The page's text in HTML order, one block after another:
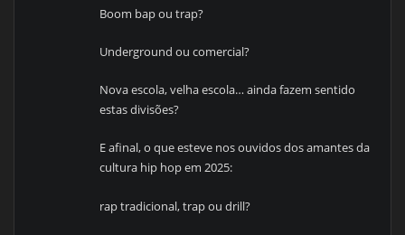
Boom bap ou trap?
Underground ou comercial?
Nova escola, velha escola… ainda fazem sentido
estas divisões?
E afinal, o que esteve nos ouvidos dos amantes da
cultura hip hop em 2025:
rap tradicional, trap ou drill?